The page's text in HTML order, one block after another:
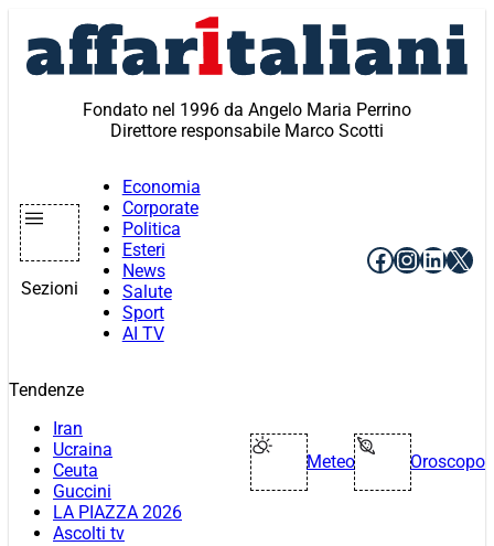
contenuto
Fondato nel 1996 da Angelo Maria Perrino
Direttore responsabile Marco Scotti
Sezioni
Economia
Corporate
Politica
Esteri
News
Salute
Sport
AI TV
Facebook
X
Tendenze
Iran
Ucraina
Ceuta
Guccini
LA PIAZZA 2026
Ascolti tv
Meteo Oroscopo